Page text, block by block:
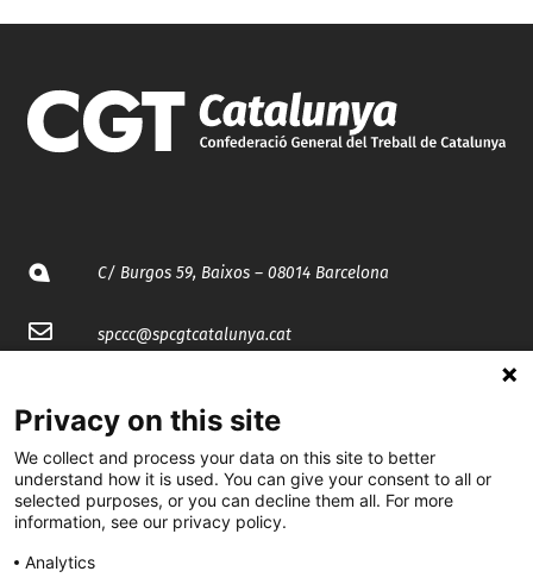
C/ Burgos 59, Baixos – 08014 Barcelona
spccc@spcgtcatalunya.cat
@CGTCatalunya
cgtcatalunya
CGTCatalunya
Privacy on this site
We collect and process your data on this site to better
understand how it is used. You can give your consent to all or
selected purposes, or you can decline them all. For more
information, see our privacy policy.
Analytics